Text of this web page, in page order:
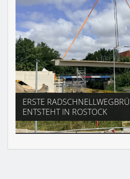
ERSTE
ENTSTEHT IN ROSTOCK